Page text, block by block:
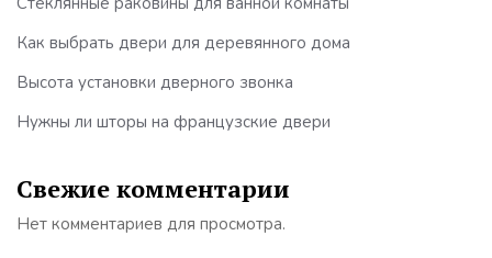
Как выбрать двери для деревянного дома
Высота установки дверного звонка
Нужны ли шторы на французские двери
Свежие комментарии
Нет комментариев для просмотра.